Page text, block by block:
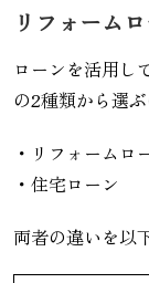
リフォーム
ローンを活用し
の2種類から選
・リフォームロ
・住宅ローン
両者の違いを以